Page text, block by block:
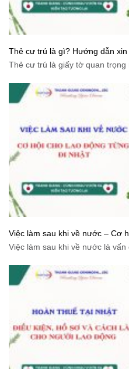
Thẻ cư trú là gì? Hướng dẫn
Thẻ cư trú là giấy tờ quan
Việc làm sau khi về nước – Cơ
Việc làm sau khi về nước là